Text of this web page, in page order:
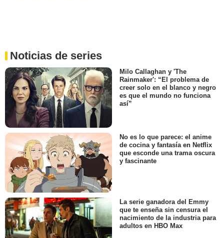
Noticias de series
Milo Callaghan y 'The
Rainmaker': “El problema de
creer solo en el blanco y negro
es que el mundo no funciona
así”
No es lo que parece: el anime
de cocina y fantasía en Netflix
que esconde una trama oscura
y fascinante
La serie ganadora del Emmy
que te enseña sin censura el
nacimiento de la industria para
adultos en HBO Max